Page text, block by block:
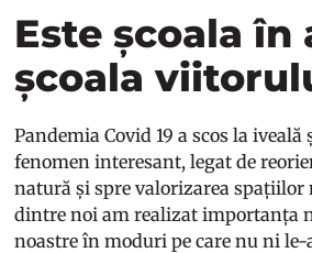
Este școala în
școala
Pandemia Covid 19 a scos la
fenomen interesant, legat de
natură și spre valorizarea
dintre noi am realizat importanța
noastre în moduri pe care nu ni